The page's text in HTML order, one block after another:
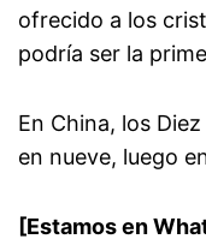
ofrecido a los
podría ser la
En China, los
en nueve, luego
[Estamos en